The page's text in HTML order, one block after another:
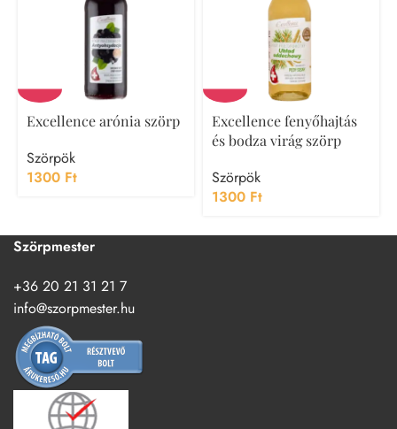
Excellence arónia szörp
Szörpök
1300 Ft
Excellence fenyőhajtás
és bodza virág szörp
Szörpök
1300 Ft
Szörpmester
+36 20 21 31 21 7
info@szorpmester.hu